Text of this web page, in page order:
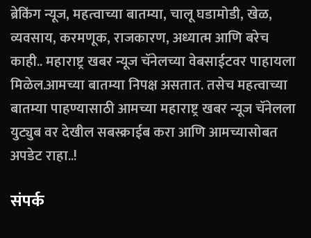
ब्रेकिंग न्यूज, महत्वाच्या बातम्या, चालू घडामोडी, खेळ,
व्यवसाय, करमणूक, राजकारण, अध्यात्म आणि बरेच
काही.. महाराष्ट्र खबर न्यूज चॅनेलच्या वेबसाईटवर पाहायला
मिळेल.आमच्या बातम्या निपक्ष असतात. तसेच महत्वाच्या
बातम्या पाहण्यासाठी आमच्या महाराष्ट्र खबर न्यूज चॅनेलला
युट्युब वर देखील सबस्क्राईब करा आणि आमच्यासोबत
अपडेट राहा..!
संपर्क